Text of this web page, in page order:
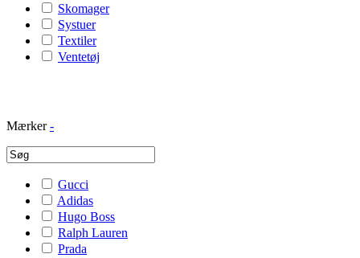
Skomager
Systuer
Textiler
Ventetøj
Mærker -
Gucci
Adidas
Hugo Boss
Ralph Lauren
Prada